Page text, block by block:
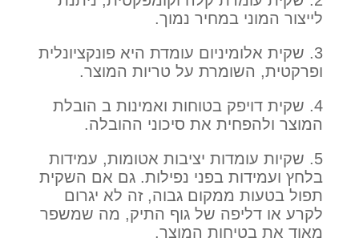
לייצור המוני במחיר נמוך.
3. שקית אלומיניום עומדת היא פונקציונלית
ופרקטית, השומרת על טריות המוצר.
4. שקית דויפק בטוחות ואמינות ב הובלת
המוצר ולהפחית את סיכוני ההובלה.
5. שקיות עומדות יציבות אטומות, עמידות
בלחץ ועמידות בפני נפילות. גם אם השקית
תפול בטעות ממקום גבוה, זה לא יגרום
לקרע או דליפה של גוף התיק, מה שמשפר
מאוד את בטיחות המוצר.